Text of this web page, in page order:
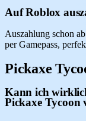
Auf Roblox
Auszahlung schon
per Gamepass,
Pickaxe
Kann ich
Pickaxe Tycoon